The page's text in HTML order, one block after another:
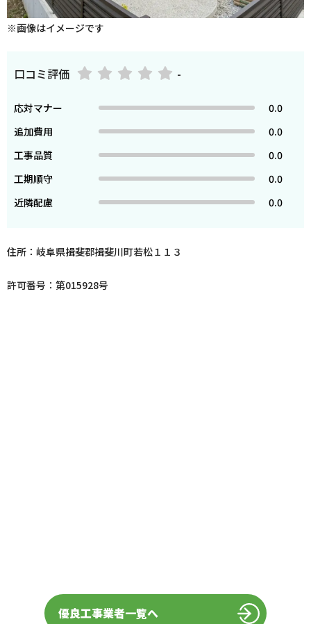
※画像はイメージです
口コミ評価 -
応対マナー
0.0
追加費用
0.0
工事品質
0.0
工期順守
0.0
近隣配慮
0.0
住所：岐阜県揖斐郡揖斐川町若松１１３
許可番号：第015928号
優良工事業者一覧へ